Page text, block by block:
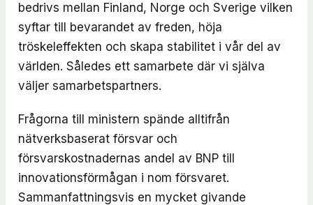
bedrivs mellan Finland, Norge och Sverige vilken
syftar till bevarandet av freden, höja
tröskeleffekten och skapa stabilitet i vår del av
världen. Således ett samarbete där vi själva
väljer samarbetspartners.
Frågorna till ministern spände alltifrån
nätverksbaserat försvar och
försvarskostnadernas andel av BNP till
innovationsförmågan i nom försvaret.
Sammanfattningsvis en mycket givande